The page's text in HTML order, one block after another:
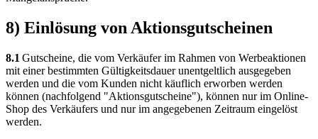
8) Einlösung von Aktionsgutscheinen
8.1 Gutscheine, die vom Verkäufer im Rahmen von Werbeaktionen
mit einer bestimmten Gültigkeitsdauer unentgeltlich ausgegeben
werden und die vom Kunden nicht käuflich erworben werden
können (nachfolgend "Aktionsgutscheine"), können nur im Online-
Shop des Verkäufers und nur im angegebenen Zeitraum eingelöst
werden.